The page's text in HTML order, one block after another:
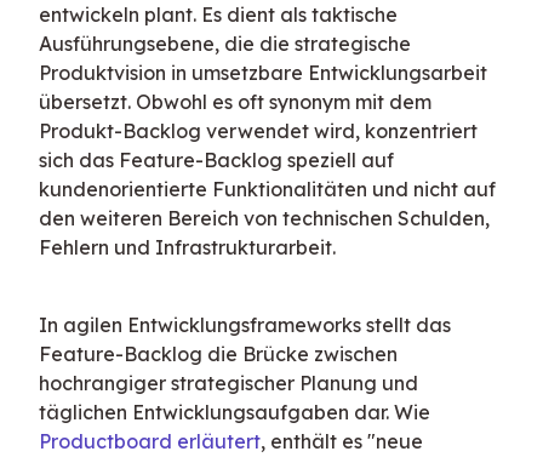
entwickeln plant. Es dient als taktische
Ausführungsebene, die die strategische
Produktvision in umsetzbare Entwicklungsarbeit
übersetzt. Obwohl es oft synonym mit dem
Produkt-Backlog verwendet wird, konzentriert
sich das Feature-Backlog speziell auf
kundenorientierte Funktionalitäten und nicht auf
den weiteren Bereich von technischen Schulden,
Fehlern und Infrastrukturarbeit.
In agilen Entwicklungsframeworks stellt das
Feature-Backlog die Brücke zwischen
hochrangiger strategischer Planung und
Productboard erläutert, enthält es "neue